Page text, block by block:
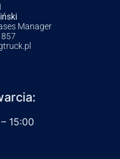
Manager
15:00